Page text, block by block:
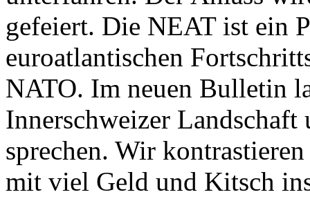
gefeiert. Die NEAT ist ein
euroatlantischen
NATO. Im neuen Bulletin
Innerschweizer
sprechen. Wir
mit viel Geld und Kitsch